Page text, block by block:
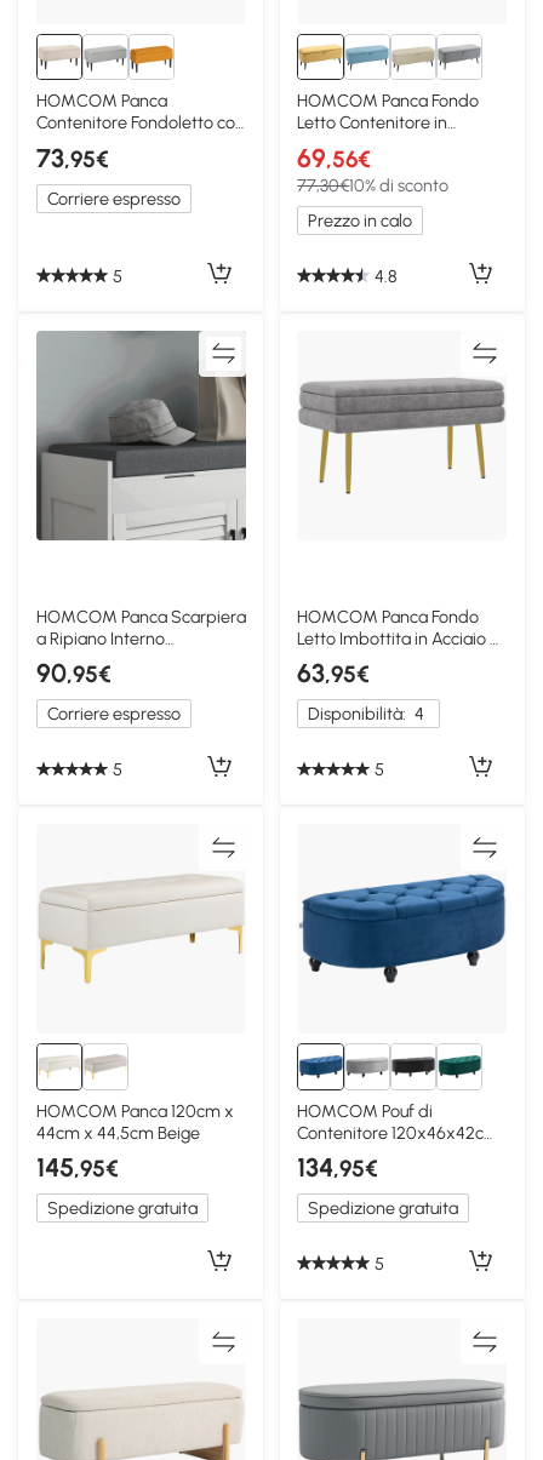
HOMCOM Panca
Contenitore Fondoletto con
Rivestimento Bouclé Beige
73,95€
Corriere espresso
5
HOMCOM Panca Fondo
Letto Contenitore in
Poliestere Giallo
69,56€
77,30€10% di sconto
Prezzo in calo
4.8
HOMCOM Panca Scarpiera
a Ripiano Interno
Regolabile Bianco Grigio
90,95€
Corriere espresso
5
HOMCOM Panca Fondo
Letto Imbottita in Acciaio e
Poliestere Grigia
63,95€
Disponibilità: 4
5
HOMCOM Panca 120cm x
44cm x 44,5cm Beige
145,95€
Spedizione gratuita
HOMCOM Pouf di
Contenitore 120x46x42cm
Blu
134,95€
Spedizione gratuita
5